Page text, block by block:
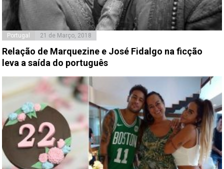
Portugal 21 de Março, 2018
Relação de Marquezine e José Fidalgo na ficção
leva a saída do português